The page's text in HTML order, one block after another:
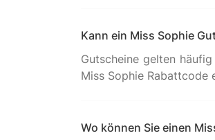
Kann ein Miss Sophie
Gutscheine gelten
Wo können Sie einen